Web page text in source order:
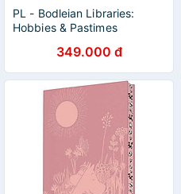
PL - Bodleian Libraries:
Hobbies & Pastimes
349.000 đ